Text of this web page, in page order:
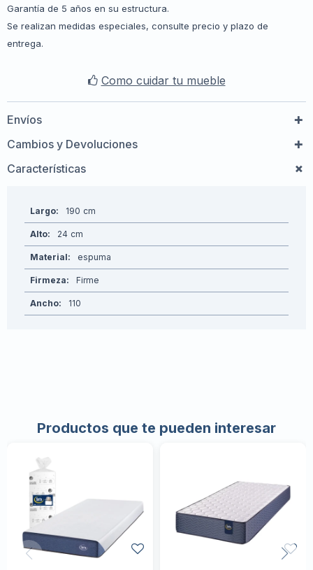
Garantía de 5 años en su estructura.
Se realizan medidas especiales, consulte precio y plazo de
entrega.
Como cuidar tu mueble
Envíos
Cambios y Devoluciones
Características
Largo 190
Alto 24
Material espuma
Firmeza Firme
Ancho 110
Productos que te pueden interesar